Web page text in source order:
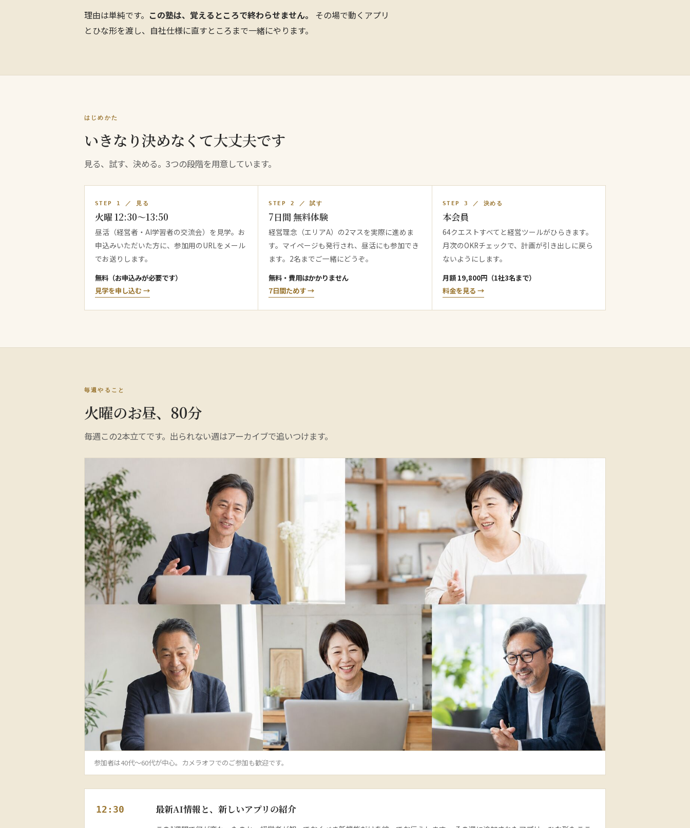
理由は単純です。 この塾は、覚えるところで終わらせません。
その場で動くアプリ
とひな形を渡し、自社仕様に直すところまで一緒にやります。
はじめかた
いきなり決めなくて大丈夫です
見る、試す、決める。3つの段階を用意しています。
STEP 1 ／ 見る
火曜 12:30〜13:50
昼活（経営者・AI学習者の交流会）を見学。お
申込みいただいた方に、参加用のURLをメール
でお送りします。
無料（お申込みが必要です）
見学を申し込む →
STEP 2 ／ 試す
7日間 無料体験
経営理念（エリアA）の2マスを実際に進めま
す。マイページも発行され、昼活にも参加でき
ます。2名までご一緒にどうぞ。
無料・費用はかかりません
7日間ためす →
STEP 3 ／ 決める
本会員
64クエストすべてと経営ツールがひらきます。
月次のOKRチェックで、計画が引き出しに戻ら
ないようにします。
月額 19,800円（1社3名まで）
料金を見る →
毎週やること
火曜のお昼、80分
毎週この2本立てです。出られない週はアーカイブで追いつけます。
参加者は40代〜60代が中心。カメラオフでのご参加も歓迎です。
12:30 最新AI情報と、新しいアプリの紹介